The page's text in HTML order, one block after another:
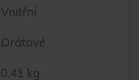
Vnitřní
Drátové
0.41 kg